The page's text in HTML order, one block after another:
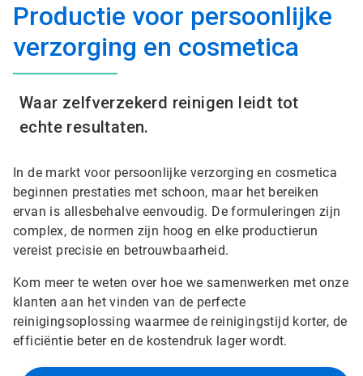
Productie voor persoonlijke
verzorging en cosmetica
Waar zelfverzekerd reinigen leidt tot
echte resultaten.
In de markt voor persoonlijke verzorging en cosmetica
beginnen prestaties met schoon, maar het bereiken
ervan is allesbehalve eenvoudig. De formuleringen zijn
complex, de normen zijn hoog en elke productierun
vereist precisie en betrouwbaarheid.
Kom meer te weten over hoe we samenwerken met onze
klanten aan het vinden van de perfecte
reinigingsoplossing waarmee de reinigingstijd korter, de
efficiëntie beter en de kostendruk lager wordt.